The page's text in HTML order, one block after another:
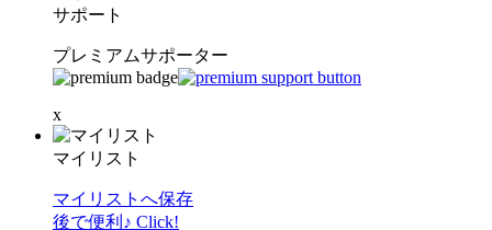
サポート
プレミアムサポーター
x
マイリスト
マイリストへ保存
後で便利♪ Click!